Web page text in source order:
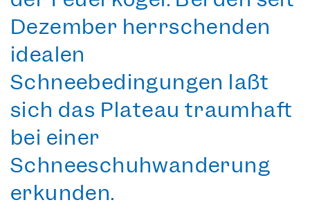
Dezember herrschenden
idealen
Schneebedingungen läßt
sich das Plateau traumhaft
bei einer
Schneeschuhwanderung
erkunden.